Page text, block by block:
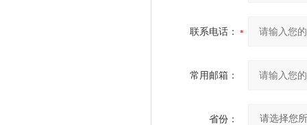
联系电话：
常用邮箱：
省份：